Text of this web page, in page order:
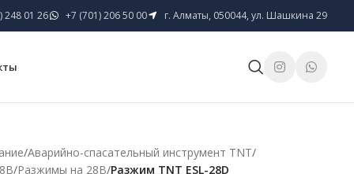
248 01 26 +7 (701) 206 50 00 г. Алматы, 050044, ул. Шашкина 29
/Аварийно-спасательный инструмент TNT/
/Разжимы на 28В/Разжим TNT ESL-28D